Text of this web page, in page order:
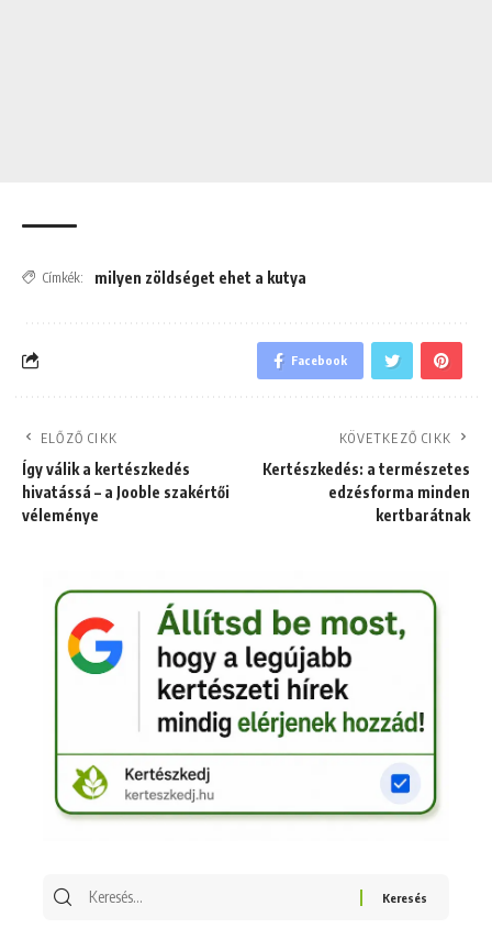
Címkék: milyen zöldséget ehet a kutya
Facebook
ELŐZŐ CIKK
Így válik a kertészkedés
hivatássá – a Jooble szakértői
véleménye
KÖVETKEZŐ CIKK
Kertészkedés: a természetes
edzésforma minden
kertbarátnak
Keresés